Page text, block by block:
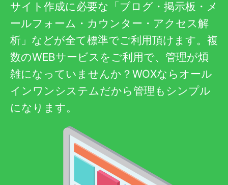
サイト作成に必要な「ブログ・掲示板・メ
ールフォーム・カウンター・アクセス解
析」などが全て標準でご利用頂けます。複
数のWEBサービスをご利用で、管理が煩
雑になっていませんか？WOXならオール
インワンシステムだから管理もシンプル
になります。